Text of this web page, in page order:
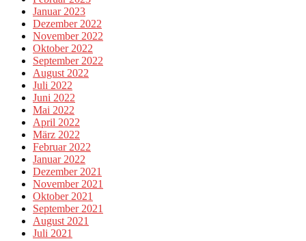
Januar 2023
Dezember 2022
November 2022
Oktober 2022
September 2022
August 2022
Juli 2022
Juni 2022
Mai 2022
April 2022
März 2022
Februar 2022
Januar 2022
Dezember 2021
November 2021
Oktober 2021
September 2021
August 2021
Juli 2021